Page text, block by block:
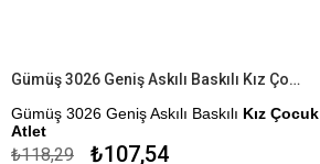
Gümüş 3026 Geniş Askılı Baskılı Kız Çocuk Atlet
Gümüş 3026 Geniş Askılı Baskılı Kız Çocuk
Atlet
₺107,54
₺118,29